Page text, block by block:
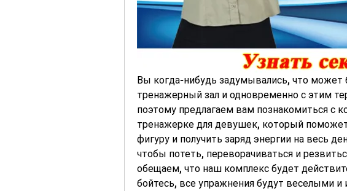
Вы когда-нибудь задумывались, что
тренажерный зал и одновременно с этим
поэтому предлагаем вам познакомиться с
тренажерке для девушек, который
фигуру и получить заряд энергии на весь
чтобы потеть, переворачиваться и
обещаем, что наш комплекс будет
бойтесь, все упражнения будут веселыми